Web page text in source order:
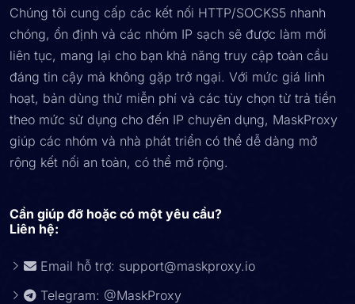
Chúng tôi cung cấp các kết nối HTTP/SOCKS5 nhanh
chóng, ổn định và các nhóm IP sạch sẽ được làm mới
liên tục, mang lại cho bạn khả năng truy cập toàn cầu
đáng tin cậy mà không gặp trở ngại. Với mức giá linh
hoạt, bản dùng thử miễn phí và các tùy chọn từ trả tiền
theo mức sử dụng cho đến IP chuyên dụng, MaskProxy
giúp các nhóm và nhà phát triển có thể dễ dàng mở
rộng kết nối an toàn, có thể mở rộng.
Cần giúp đỡ hoặc có một yêu cầu?
Liên hệ:
Email hỗ trợ: support@maskproxy.io
Telegram: @MaskProxy